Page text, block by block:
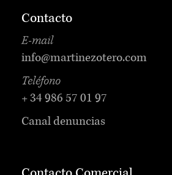
Contacto
E-mail
info@martinezotero.com
Teléfono
+ 34 986 57 01 97
Canal denuncias